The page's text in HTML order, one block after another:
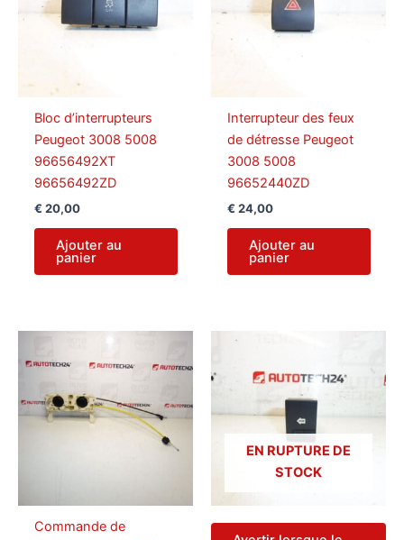
Bloc d’interrupteurs
Peugeot 3008 5008
96656492XT
96656492ZD
€ 20,00
Ajouter au
panier
Interrupteur des feux
de détresse Peugeot
3008 5008
96652440ZD
€ 24,00
Ajouter au
panier
Commande de
EN RUPTURE DE
STOCK